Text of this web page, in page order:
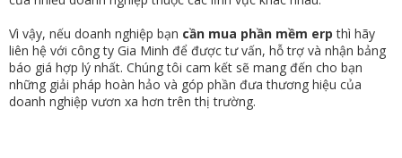
Vì vậy, nếu doanh nghiệp bạn cần mua phần mềm erp thì hãy
liên hệ với công ty Gia Minh để được tư vấn, hỗ trợ và nhận bảng
báo giá hợp lý nhất. Chúng tôi cam kết sẽ mang đến cho bạn
những giải pháp hoàn hảo và góp phần đưa thương hiệu của
doanh nghiệp vươn xa hơn trên thị trường.